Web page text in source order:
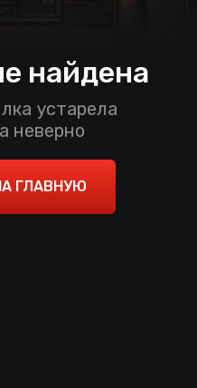
найдена
устарела
неверно
ГЛАВНУЮ